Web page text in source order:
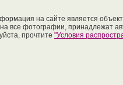
на сайте является
все фотографии, принадлежат
прочтите "Условия